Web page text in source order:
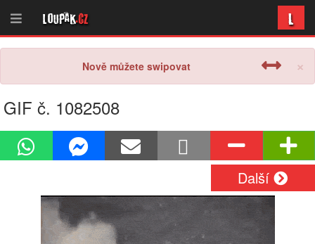
Loupak.cz L
×
Nově můžete swipovat
GIF č. 1082508
Další